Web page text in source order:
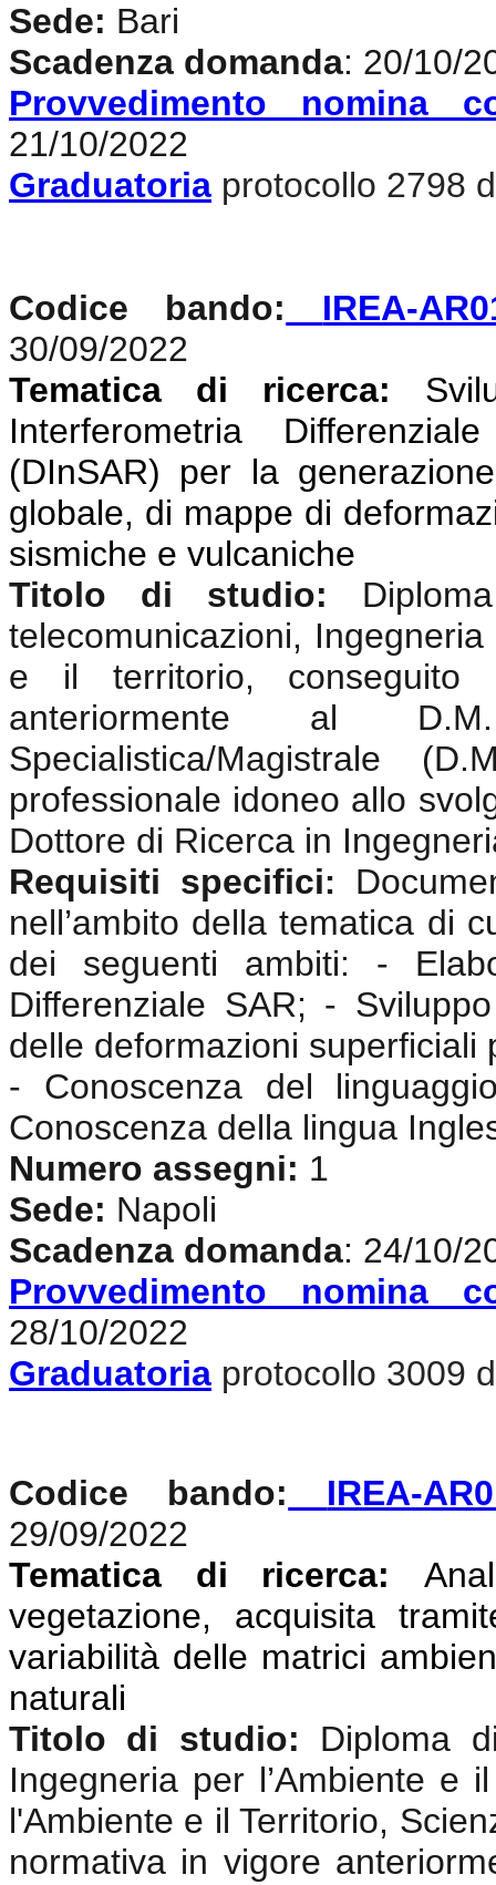
Sede: Bari
Scadenza domanda: 20/10/
Provvedimento nomina
21/10/2022
Graduatoria protocollo 2798
Codice bando:
IREA-
30/09/2022
Tematica di ricerca:
Interferometria
(DInSAR) per la
globale, di mappe di
sismiche e vulcaniche
Titolo di studio:
telecomunicazioni,
e il territorio, conseguito
anteriormente al
Specialistica/Magistrale
professionale idoneo allo
Dottore di Ricerca in
Requisiti specifici:
nell’ambito della tematica di
dei seguenti ambiti: -
Differenziale SAR; -
delle deformazioni
- Conoscenza del
Conoscenza della lingua
Numero assegni: 1
Sede: Napoli
Scadenza domanda: 24/10/
Provvedimento nomina
28/10/2022
Graduatoria protocollo 3009
Codice bando:
IREA-
29/09/2022
Tematica di ricerca:
vegetazione, acquisita
variabilità delle matrici
naturali
Titolo di studio:
Diploma
Ingegneria per l’Ambiente e
l'Ambiente e il Territorio,
normativa in vigore